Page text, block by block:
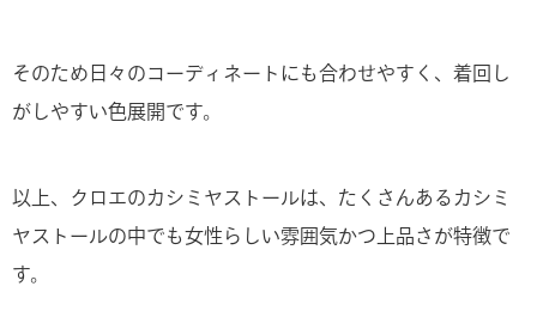
そのため日々のコーディネートにも合わせやすく、着回し
がしやすい色展開です。
以上、クロエのカシミヤストールは、たくさんあるカシミ
ヤストールの中でも女性らしい雰囲気かつ上品さが特徴で
す。